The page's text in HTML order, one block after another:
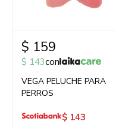
$ 159
$ 143con
VEGA PELUCHE PARA
PERROS
$ 143